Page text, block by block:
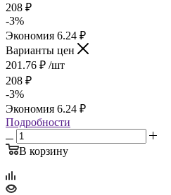
208 ₽
-3%
Экономия 6.24 ₽
Варианты цен
201.76 ₽ /шт
208 ₽
-3%
Экономия 6.24 ₽
Подробности
В корзину